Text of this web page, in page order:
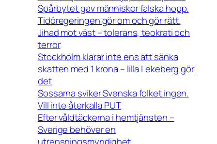
Spårbytet gav människor falska hopp.
Tidöregeringen gör om och gör rätt.
Jihad mot väst – tolerans, teokrati och
terror
Stockholm klarar inte ens att sänka
skatten med 1 krona – lilla Lekeberg gör
det
Sossarna sviker Svenska folket ingen.
Vill inte återkalla PUT
Efter våldtäckerna i hemtjänsten –
Sverige behöver en